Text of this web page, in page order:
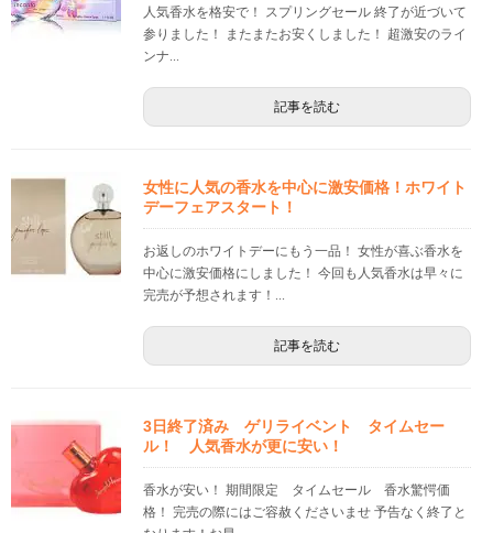
人気香水を格安で！ スプリングセール 終了が近づいて
参りました！ またまたお安くしました！ 超激安のライ
ンナ...
記事を読む
女性に人気の香水を中心に激安価格！ホワイト
デーフェアスタート！
お返しのホワイトデーにもう一品！ 女性が喜ぶ香水を
中心に激安価格にしました！ 今回も人気香水は早々に
完売が予想されます！...
記事を読む
3日終了済み ゲリライベント タイムセー
ル！ 人気香水が更に安い！
香水が安い！ 期間限定 タイムセール 香水驚愕価
格！ 完売の際にはご容赦くださいませ 予告なく終了と